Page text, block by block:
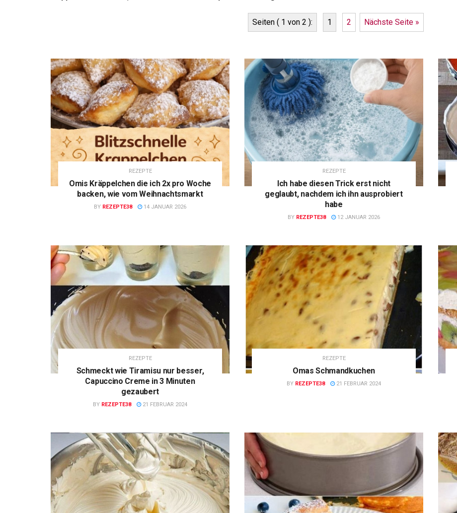
Seiten ( 1 von 2 ): 1 2 Nächste Seite »
REZEPTE
Omis Kräppelchen die ich 2x pro Woche
backen, wie vom Weihnachtsmarkt
BY REZEPTE38 14 JANUAR 2026
REZEPTE
Ich habe diesen Trick erst nicht
geglaubt, nachdem ich ihn ausprobiert
habe
BY REZEPTE38 12 JANUAR 2026
REZEPTE
Schmeckt wie Tiramisu nur besser,
Capuccino Creme in 3 Minuten
gezaubert
BY REZEPTE38 21 FEBRUAR 2024
REZEPTE
Omas Schmandkuchen
BY REZEPTE38 21 FEBRUAR 2024